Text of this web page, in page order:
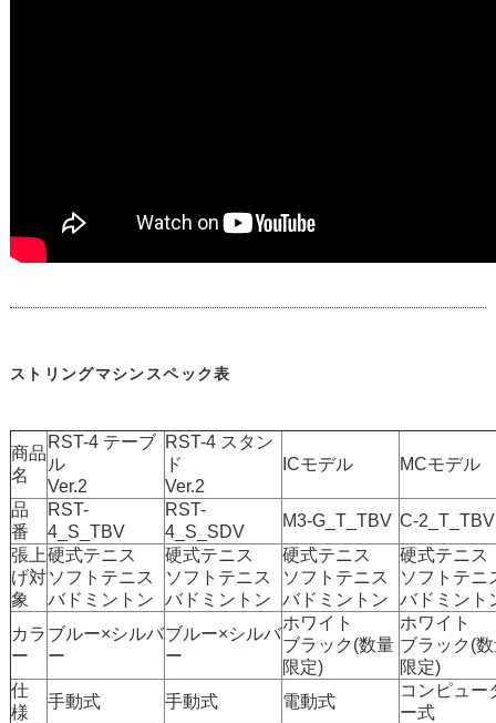
ストリングマシンスペック表
商品
名
RST-4 テーブ
ル
Ver.2
RST-4 スタン
ド
Ver.2
ICモデル MCモデル
品
番
RST-
4_S_TBV
RST-
4_S_SDV
M3-G_T_TBV C-2_T_TBV
張上
げ対
象
硬式テニス
ソフトテニス
バドミントン
硬式テニス
ソフトテニス
バドミントン
硬式テニス
ソフトテニス
バドミントン
硬式テニス
ソフトテニ
バドミント
カラ
ー
ブルー×シルバ
ー
ブルー×シルバ
ー
ホワイト
ブラック(数量
限定)
ホワイト
ブラック(
限定)
仕
様
手動式 手動式 電動式
コンピュー
ー式